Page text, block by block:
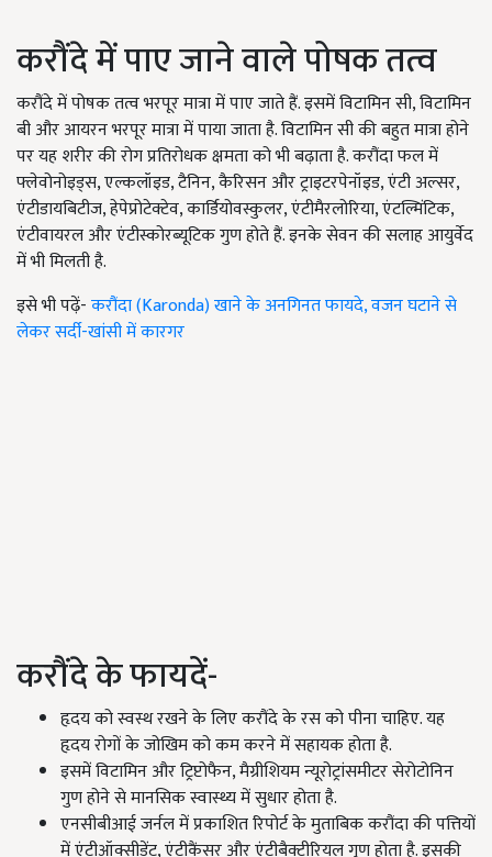
करौंदे में पाए जाने वाले पोषक तत्व
करौंदे में पोषक तत्व भरपूर मात्रा में पाए जाते हैं. इसमें विटामिन सी, विटामिन
बी और आयरन भरपूर मात्रा में पाया जाता है. विटामिन सी की बहुत मात्रा होने
पर यह शरीर की रोग प्रतिरोधक क्षमता को भी बढ़ाता है. करौंदा फल में
फ्लेवोनोइड्स, एल्कलॉइड, टैनिन, कैरिसन और ट्राइटरपेनॉइड, एंटी अल्सर,
एंटीडायबिटीज, हेपेप्रोटेक्टेव, कार्डियोवस्कुलर, एंटीमैरलोरिया, एंटल्मिंटिक,
एंटीवायरल और एंटीस्कोरब्यूटिक गुण होते हैं. इनके सेवन की सलाह आयुर्वेद
में भी मिलती है.
इसे भी पढ़ें-करौंदा (Karonda) खाने के अनगिनत फायदे, वजन घटाने से
लेकर सर्दी-खांसी में कारगर
करौंदे के फायदें-
हृदय को स्वस्थ रखने के लिए करौंदे के रस को पीना चाहिए. यह
हृदय रोगों के जोखिम को कम करने में सहायक होता है.
इसमें विटामिन और ट्रिप्टोफैन, मैग्रीशियम न्यूरोट्रांसमीटर सेरोटोनिन
गुण होने से मानसिक स्वास्थ्य में सुधार होता है.
एनसीबीआई जर्नल में प्रकाशित रिपोर्ट के मुताबिक करौंदा की पत्तियों